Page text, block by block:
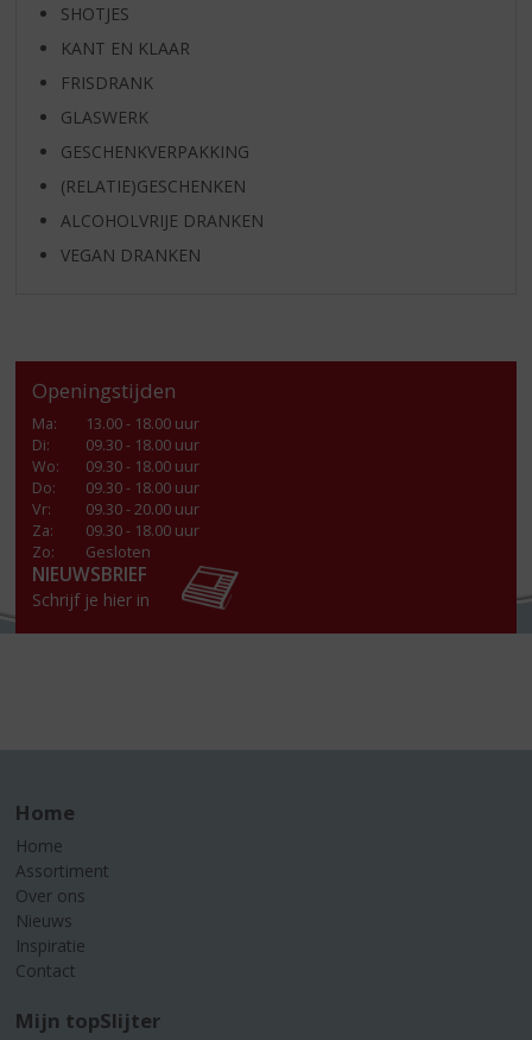
SHOTJES
KANT EN KLAAR
FRISDRANK
GLASWERK
GESCHENKVERPAKKING
(RELATIE)GESCHENKEN
ALCOHOLVRIJE DRANKEN
VEGAN DRANKEN
Openingstijden
Ma:
13.00 - 18.00 uur
Di:
09.30 - 18.00 uur
Wo:
09.30 - 18.00 uur
Do:
09.30 - 18.00 uur
Vr:
09.30 - 20.00 uur
Za:
09.30 - 18.00 uur
Zo:
Gesloten
NIEUWSBRIEF
Schrijf je hier in
Home
Home
Assortiment
Over ons
Nieuws
Inspiratie
Contact
Mijn topSlijter